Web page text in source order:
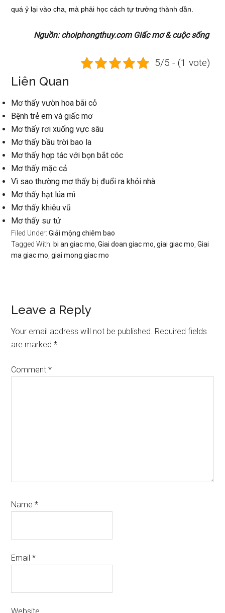
quá ỷ lại vào cha, mà phải học cách tự trưởng thành dần.
Nguồn: choiphongthuy.com Giấc mơ & cuộc sống
5/5 - (1 vote)
Liên Quan
Mơ thấy vườn hoa bãi cỏ
Bệnh trẻ em và giấc mơ
Mơ thấy rơi xuống vực sâu
Mơ thấy bầu trời bao la
Mơ thấy hợp tác với bọn bắt cóc
Mơ thấy mặc cả
Vì sao thường mơ thấy bị đuổi ra khỏi nhà
Mơ thấy hạt lúa mì
Mơ thấy khiêu vũ
Mơ thấy sư tử
Filed Under:Giải mộng chiêm bao
Tagged With: bi an giac mo ,Giai doan giac mo ,giai giac mo ,Giai
ma giac mo ,giai mong giac mo
Reader
Interactions
Leave a Reply
Your email address will not be published. Required fields
are marked*
Comment*
Name*
Email*